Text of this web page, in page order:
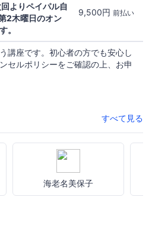
よりペイパル自
2木曜日のオン
。
9,500円 前払い
講座です。初心者の方でも安心し
セルポリシーをご確認の上、お申
すべて見る
海老名美保子